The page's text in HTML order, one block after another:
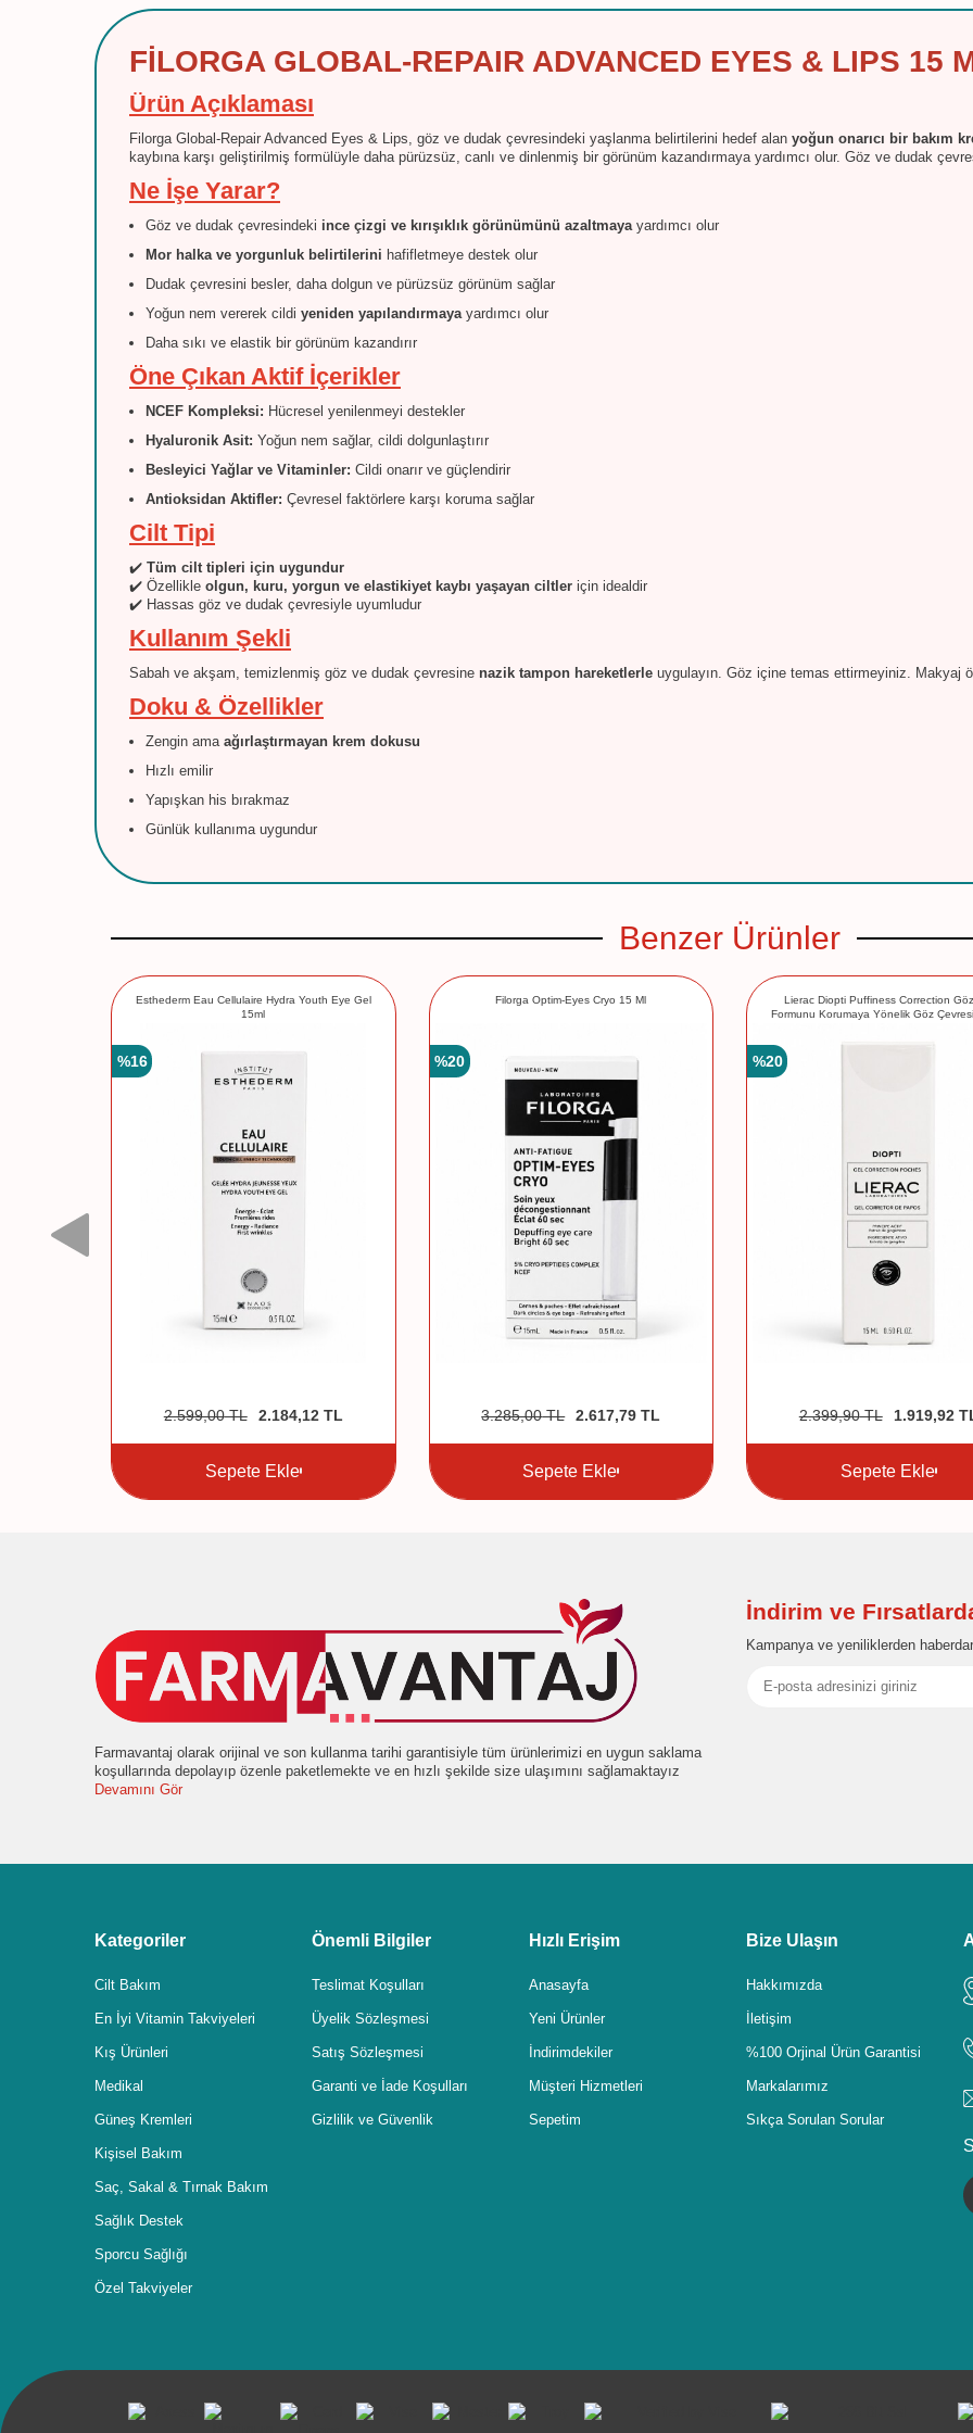
FİLORGA GLOBAL-REPAIR ADVANCED EYES & LIPS 15
Ürün Açıklaması
Filorga Global-Repair Advanced Eyes & Lips, göz ve dudak çevresindeki yaşlanma belirtilerini hedef alan yoğun onarıcı bir bakım
kaybına karşı geliştirilmiş formülüyle daha pürüzsüz, canlı ve dinlenmiş bir görünüm kazandırmaya yardımcı olur. Göz ve dudak
Ne İşe Yarar?
Göz ve dudak çevresindeki ince çizgi ve kırışıklık görünümünü azaltmayayardımcı olur
Mor halka ve yorgunluk belirtilerini hafifletmeye destek olur
Dudak çevresini besler, daha dolgun ve pürüzsüz görünüm sağlar
Yoğun nem vererek cildi yeniden yapılandırmayayardımcı olur
Daha sıkı ve elastik bir görünüm kazandırır
Öne Çıkan Aktif İçerikler
NCEF Kompleksi: Hücresel yenilenmeyi destekler
Hyaluronik Asit: Yoğun nem sağlar, cildi dolgunlaştırır
Besleyici Yağlar ve Vitaminler: Cildi onarır ve güçlendirir
Antioksidan Aktifler: Çevresel faktörlere karşı koruma sağlar
Cilt Tipi
✔️ Tüm cilt tipleri için uygundur
✔️ Özellikle olgun, kuru, yorgun ve elastikiyet kaybı yaşayan ciltler için idealdir
✔️ Hassas göz ve dudak çevresiyle uyumludur
Kullanım Şekli
Sabah ve akşam, temizlenmiş göz ve dudak çevresine nazik tampon hareketlerle uygulayın. Göz içine temas ettirmeyiniz. Makyaj
Doku & Özellikler
Zengin ama ağırlaştırmayan krem dokusu
Hızlı emilir
Yapışkan his bırakmaz
Günlük kullanıma uygundur
Benzer Ürünler
Esthederm Eau Cellulaire Hydra Youth Eye Gel
15ml
%16
2.599,00TL 2.184,12TL
Sepete Ekle
Filorga Optim-Eyes Cryo 15 Ml
%20
3.285,00TL 2.617,79 TL
Sepete Ekle
Lierac Diopti Puffiness Correction Göz
Formunu Korumaya Yönelik Göz Çevresi
%20
2.399,90TL 1.919,92
Sepete Ekle
Farmavantaj olarak orijinal ve son kullanma tarihi garantisiyle tüm ürünlerimizi en uygun saklama
koşullarında depolayıp özenle paketlemekte ve en hızlı şekilde size ulaşımını sağlamaktayız
Devamını Gör
İndirim ve
Kampanya ve yeniliklerden
Kategoriler
Cilt Bakım
En İyi Vitamin Takviyeleri
Kış Ürünleri
Medikal
Güneş Kremleri
Kişisel Bakım
Saç, Sakal & Tırnak Bakım
Sağlık Destek
Sporcu Sağlığı
Özel Takviyeler
Önemli Bilgiler
Teslimat Koşulları
Üyelik Sözleşmesi
Satış Sözleşmesi
Garanti ve İade Koşulları
Gizlilik ve Güvenlik
Hızlı Erişim
Anasayfa
Yeni Ürünler
İndirimdekiler
Müşteri Hizmetleri
Sepetim
Bize Ulaşın
Hakkımızda
İletişim
%100 Orjinal Ürün Garantisi
Markalarımız
Sıkça Sorulan Sorular